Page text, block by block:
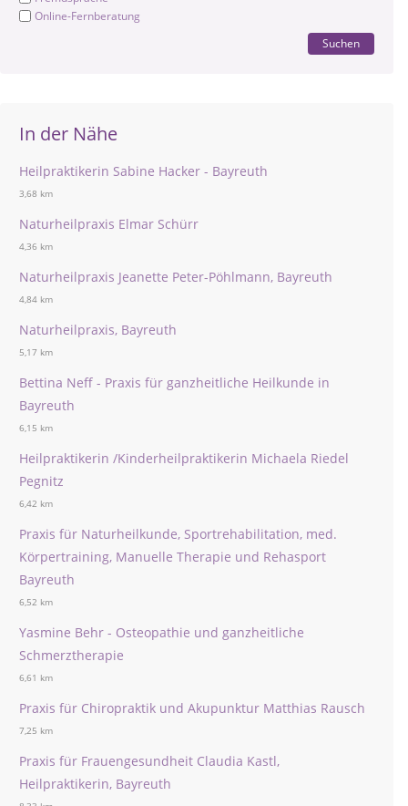
Online-Fernberatung
Suchen
In der Nähe
Heilpraktikerin Sabine Hacker - Bayreuth
3,68 km
Naturheilpraxis Elmar Schürr
4,36 km
Naturheilpraxis Jeanette Peter-Pöhlmann, Bayreuth
4,84 km
Naturheilpraxis, Bayreuth
5,17 km
Bettina Neff - Praxis für ganzheitliche Heilkunde in
Bayreuth
6,15 km
Heilpraktikerin /Kinderheilpraktikerin Michaela Riedel
Pegnitz
6,42 km
Praxis für Naturheilkunde, Sportrehabilitation, med.
Körpertraining, Manuelle Therapie und Rehasport
Bayreuth
6,52 km
Yasmine Behr - Osteopathie und ganzheitliche
Schmerztherapie
6,61 km
Praxis für Chiropraktik und Akupunktur Matthias Rausch
7,25 km
Praxis für Frauengesundheit Claudia Kastl,
Heilpraktikerin, Bayreuth